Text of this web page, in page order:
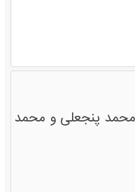
محمد پنجعلی و محمد